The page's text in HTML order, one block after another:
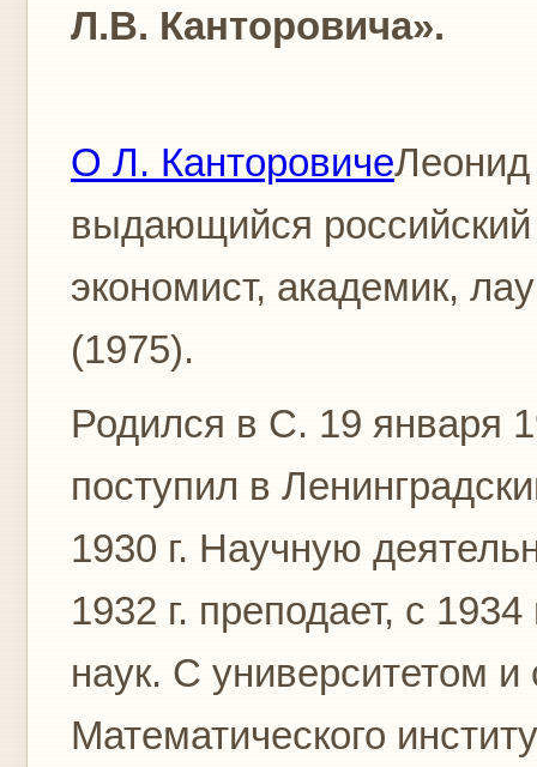
Л.В. Канторовича».
О Л. Канторовиче
выдающийся
экономист, академик,
(1975).
Родился в С. 19 января
поступил в
1930 г. Научную
1932 г. преподает, с
наук. С университетом
Математического